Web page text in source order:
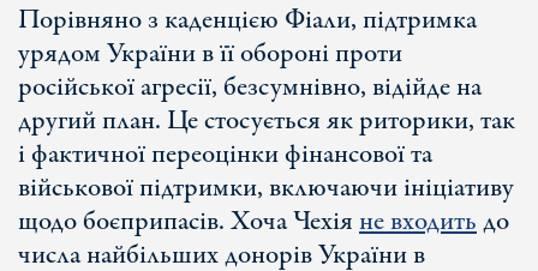
Порівняно з каденцією Фіали, підтримка
урядом України в її обороні проти
російської агресії, безсумнівно, відійде на
другий план. Це стосується як риторики, так
і фактичної переоцінки фінансової та
військової підтримки, включаючи ініціативу
щодо боєприпасів. Хоча Чехіяне входитьдо
числа найбільших донорів України в